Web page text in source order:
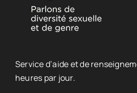
Service d’aide et de
heures par jour.